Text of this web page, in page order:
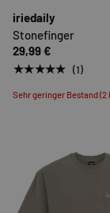
iriedaily
Stonefinger
29,99 €
★★★★★ (1)
Sehr geringer Bestand (2